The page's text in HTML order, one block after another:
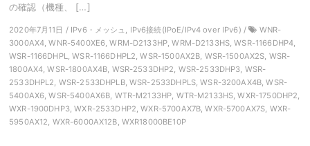
の確認（機種、 […]
2020年7月11日 / IPv6・メッシュ, IPv6接続(IPoE/IPv4 over IPv6) /
WNR-
3000AX4, WNR-5400XE6, WRM-D2133HP, WRM-D2133HS, WSR-1166DHP4,
WSR-1166DHPL, WSR-1166DHPL2, WSR-1500AX2B, WSR-1500AX2S, WSR-
1800AX4, WSR-1800AX4B, WSR-2533DHP2, WSR-2533DHP3, WSR-
2533DHPL2, WSR-2533DHPLB, WSR-2533DHPLS, WSR-3200AX4B, WSR-
5400AX6, WSR-5400AX6B, WTR-M2133HP, WTR-M2133HS, WXR-1750DHP2,
WXR-1900DHP3, WXR-2533DHP2, WXR-5700AX7B, WXR-5700AX7S, WXR-
5950AX12, WXR-6000AX12B, WXR18000BE10P